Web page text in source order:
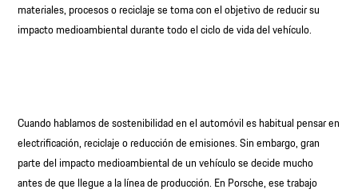
materiales, procesos o reciclaje se toma con el objetivo de reducir su
impacto medioambiental durante todo el ciclo de vida del vehículo.
Cuando hablamos de sostenibilidad en el automóvil es habitual pensar en
electrificación, reciclaje o reducción de emisiones. Sin embargo, gran
parte del impacto medioambiental de un vehículo se decide mucho
antes de que llegue a la línea de producción. En Porsche, ese trabajo